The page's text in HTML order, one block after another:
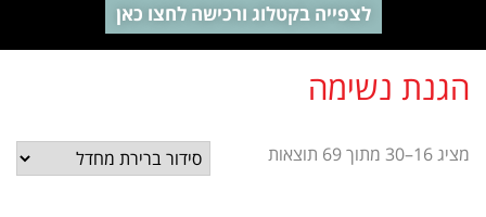
לצפייה בקטלוג ורכישה לחצו כאן
הגנת נשימה
מציג 16–30 מתוך 69 תוצאות